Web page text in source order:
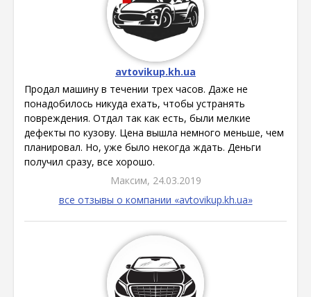
avtovikup.kh.ua
Продал машину в течении трех часов. Даже не
понадобилось никуда ехать, чтобы устранять
повреждения. Отдал так как есть, были мелкие
дефекты по кузову. Цена вышла немного меньше, чем
планировал. Но, уже было некогда ждать. Деньги
получил сразу, все хорошо.
Максим, 24.03.2019
все отзывы о компании «avtovikup.kh.ua»